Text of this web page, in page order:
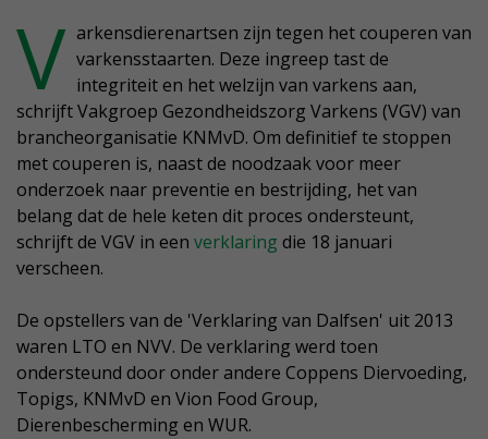
V arkensdierenartsen zijn tegen het couperen van
varkensstaarten. Deze ingreep tast de
integriteit en het welzijn van varkens aan,
schrijft Vakgroep Gezondheidszorg Varkens (VGV) van
brancheorganisatie KNMvD. Om definitief te stoppen
met couperen is, naast de noodzaak voor meer
onderzoek naar preventie en bestrijding, het van
belang dat de hele keten dit proces ondersteunt,
schrijft de VGV in een verklaring die 18 januari
verscheen.
De opstellers van de 'Verklaring van Dalfsen' uit 2013
waren LTO en NVV. De verklaring werd toen
ondersteund door onder andere Coppens Diervoeding,
Topigs, KNMvD en Vion Food Group,
Dierenbescherming en WUR.